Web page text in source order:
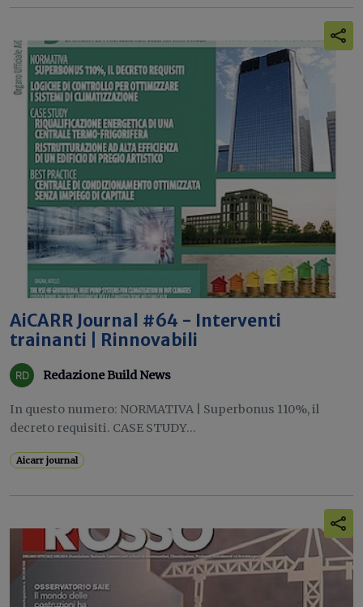
AiCARR Journal #64 - Interventi
trainanti | Rinnovabili
Redazione Build News
In questo numero: NORMATIVA | Superbonus 110%, il
decreto requisiti. CASE STUDY...
Aicarr journal